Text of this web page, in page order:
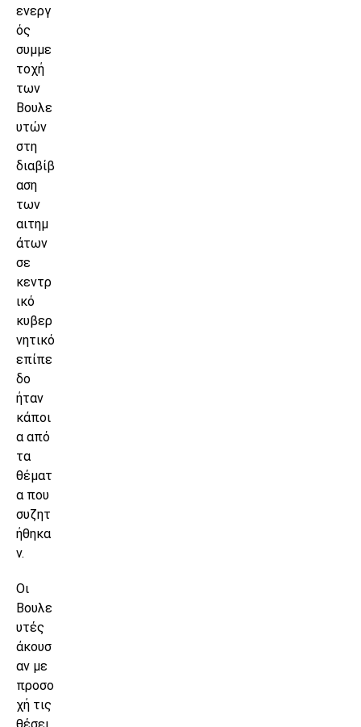
ενεργ
ός
συμμε
τοχή
των
Βουλε
υτών
στη
διαβίβ
αση
των
αιτημ
άτων
σε
κεντρ
ικό
κυβερ
νητικό
επίπε
δο
ήταν
κάποι
α από
τα
θέματ
α που
συζητ
ήθηκα
ν.
Οι
Βουλε
υτές
άκουσ
αν με
προσο
χή τις